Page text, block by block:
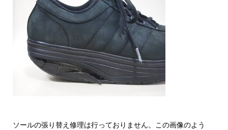
ソールの張り替え修理は行っておりません。この画像のよう